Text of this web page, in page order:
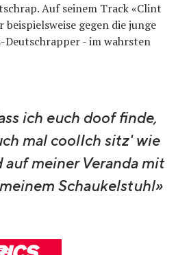
Auf seinem Track «Clint
beispielsweise gegen die junge
Deutschrapper - im wahrsten
ich euch doof finde,
mal coolIch sitz' wie
meiner Veranda mit
Schaukelstuhl»